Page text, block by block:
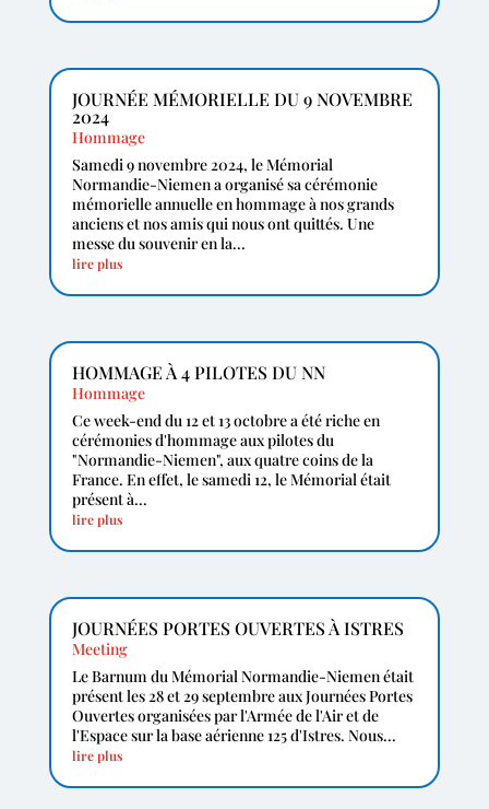
JOURNÉE MÉMORIELLE DU 9 NOVEMBRE
2024
Hommage
Samedi 9 novembre 2024, le Mémorial
Normandie-Niemen a organisé sa cérémonie
mémorielle annuelle en hommage à nos grands
anciens et nos amis qui nous ont quittés. Une
messe du souvenir en la...
lire plus
HOMMAGE À 4 PILOTES DU NN
Hommage
Ce week-end du 12 et 13 octobre a été riche en
cérémonies d'hommage aux pilotes du
"Normandie-Niemen", aux quatre coins de la
France. En effet, le samedi 12, le Mémorial était
présent à...
lire plus
JOURNÉES PORTES OUVERTES À ISTRES
Meeting
Le Barnum du Mémorial Normandie-Niemen était
présent les 28 et 29 septembre aux Journées Portes
Ouvertes organisées par l'Armée de l'Air et de
l'Espace sur la base aérienne 125 d'Istres. Nous...
lire plus